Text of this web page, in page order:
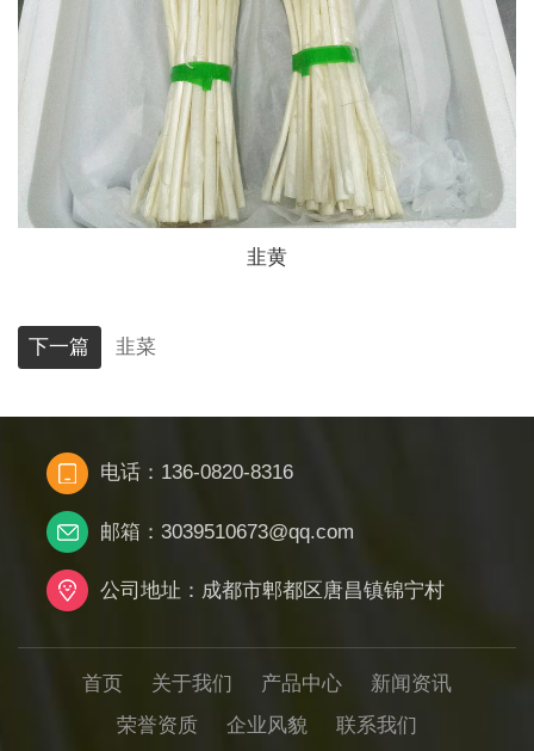
韭黄
下一篇 韭菜
电话：136-0820-8316
邮箱：3039510673@qq.com
公司地址：成都市郫都区唐昌镇锦宁村
首页 关于我们 产品中心
新闻资讯
荣誉资质
企业风貌 联系我们